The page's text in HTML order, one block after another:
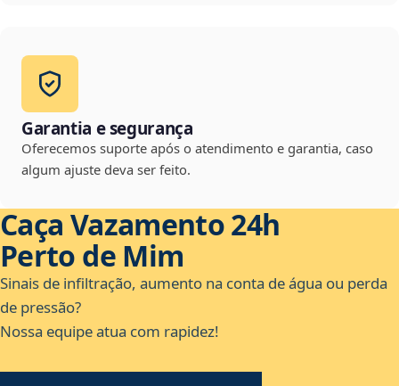
Garantia e segurança
Oferecemos suporte após o atendimento e garantia, caso
algum ajuste deva ser feito.
Caça Vazamento 24h
Perto de Mim
Sinais de infiltração, aumento na conta de água ou perda
de pressão?
Nossa equipe atua com rapidez!